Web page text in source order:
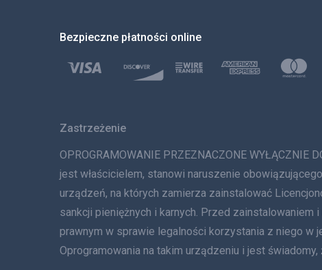
Bezpieczne płatności online
Zastrzeżenie
OPROGRAMOWANIE PRZEZNACZONE
jest właścicielem, stanowi naruszenie
urządzeń, na których zamierza zainstalować
sankcji pieniężnych i karnych. Przed
prawnym w sprawie legalności korzystania z niego w
Oprogramowania na takim urządzeniu i jest